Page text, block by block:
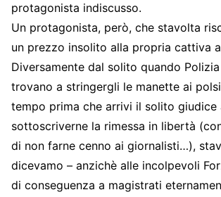
protagonista indiscusso.
Un protagonista, però, che stavolta
un prezzo insolito alla propria cattiva
Diversamente dal solito quando
trovano a stringergli le manette ai
tempo prima che arrivi il solito giudice
sottoscriverne la rimessa in libertà
di non farne cenno ai giornalisti…),
dicevamo – anzichè alle incolpevoli
di conseguenza a magistrati